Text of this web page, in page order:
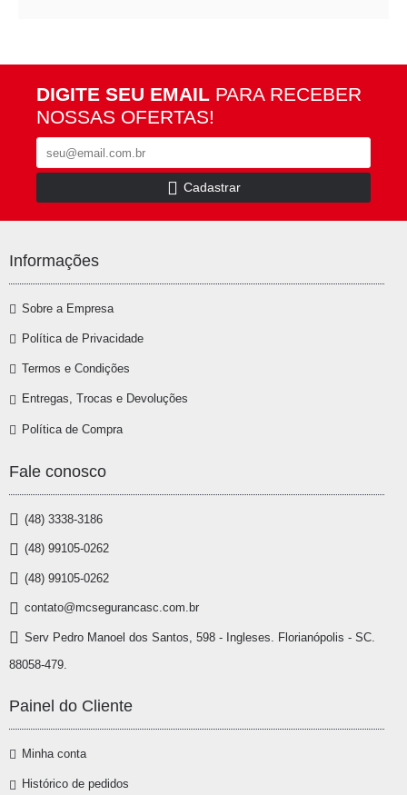
DIGITE SEU EMAIL PARA RECEBER
NOSSAS OFERTAS!
Cadastrar
Informações
Sobre a Empresa
Política de Privacidade
Termos e Condições
Entregas, Trocas e Devoluções
Política de Compra
Fale conosco
(48) 3338-3186
(48) 99105-0262
(48) 99105-0262
contato@mcsegurancasc.com.br
Serv Pedro Manoel dos Santos, 598 - Ingleses. Florianópolis - SC.
88058-479.
Painel do Cliente
Minha conta
Histórico de pedidos